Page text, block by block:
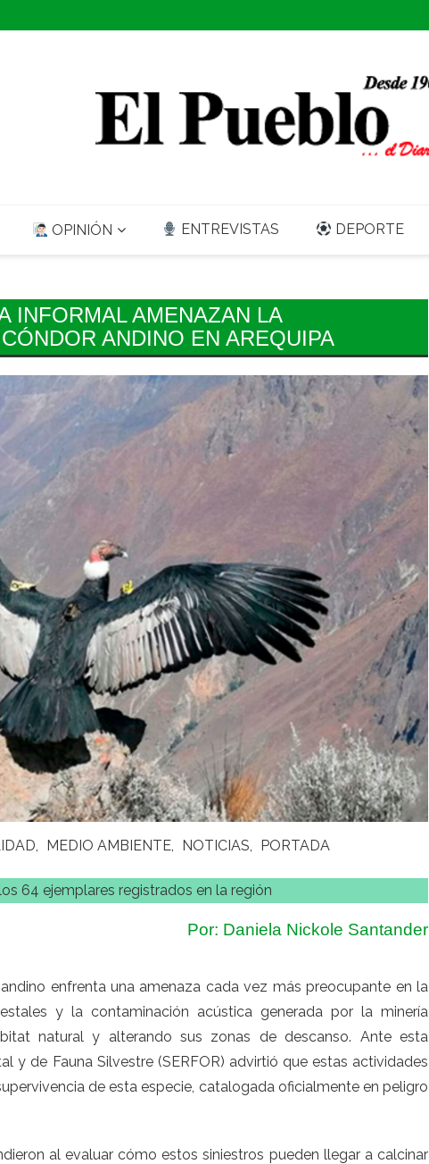
OPINIÓN ENTREVISTAS DEPORTE
INFORMAL AMENAZAN LA
ANDINO EN AREQUIPA
MEDIO AMBIENTE NOTICIAS PORTADA
64 ejemplares registrados en la región
Por: Daniela Nickole Santander
enfrenta una amenaza cada vez más preocupante en la
y la contaminación acústica generada por la minería
natural y alterando sus zonas de descanso. Ante esta
y de Fauna Silvestre (SERFOR) advirtió que estas actividades
de esta especie, catalogada oficialmente en peligro
al evaluar cómo estos siniestros pueden llegar a calcinar